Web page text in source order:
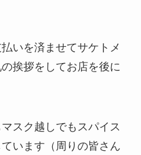
いを済ませてサケトメ
挨拶をしてお店を後に
スク越しでもスパイス
います（周りの皆さん